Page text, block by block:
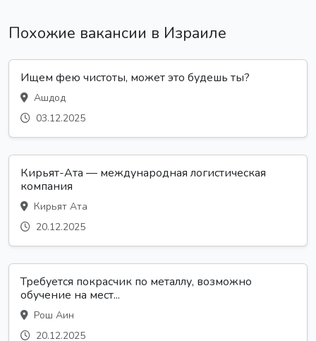
Похожие вакансии в Израиле
Ищем фею чистоты, может это будешь ты?
Ашдод
03.12.2025
Кирьят-Ата — международная логистическая
компания
Кирьят Ата
20.12.2025
Требуется покрасчик по металлу, возможно
обучение на мест...
Рош Аин
20.12.2025